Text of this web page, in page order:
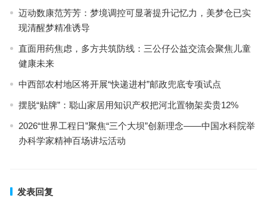
迈动数康范芳芳：梦境调控可显著提升记忆力，美梦仓已实
现清醒梦精准诱导
直面用药焦虑，多方共筑防线：三公仔公益交流会聚焦儿童
健康未来
中西部农村地区将开展“快递进村”邮政兜底专项试点
摆脱“贴牌”：聪山家居用知识产权把河北置物架卖贵12%
2026“世界工程日”聚焦“三个大坝”创新理念——中国水科院举
办科学家精神百场讲坛活动
发表回复